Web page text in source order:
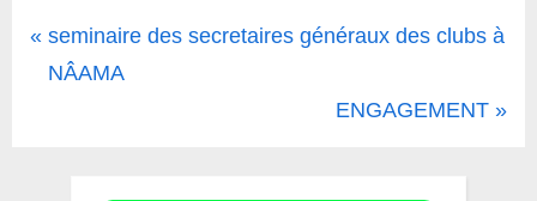
seminaire des secretaires généraux des clubs à
NÂAMA
ENGAGEMENT